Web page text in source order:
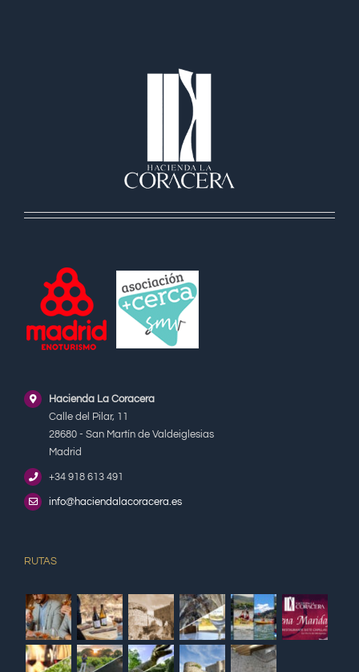
Hacienda La Coracera
Calle del Pilar, 11
28680 - San Martín de Valdeiglesias
Madrid
+34 918 613 491
info@haciendalacoracera.es
RUTAS